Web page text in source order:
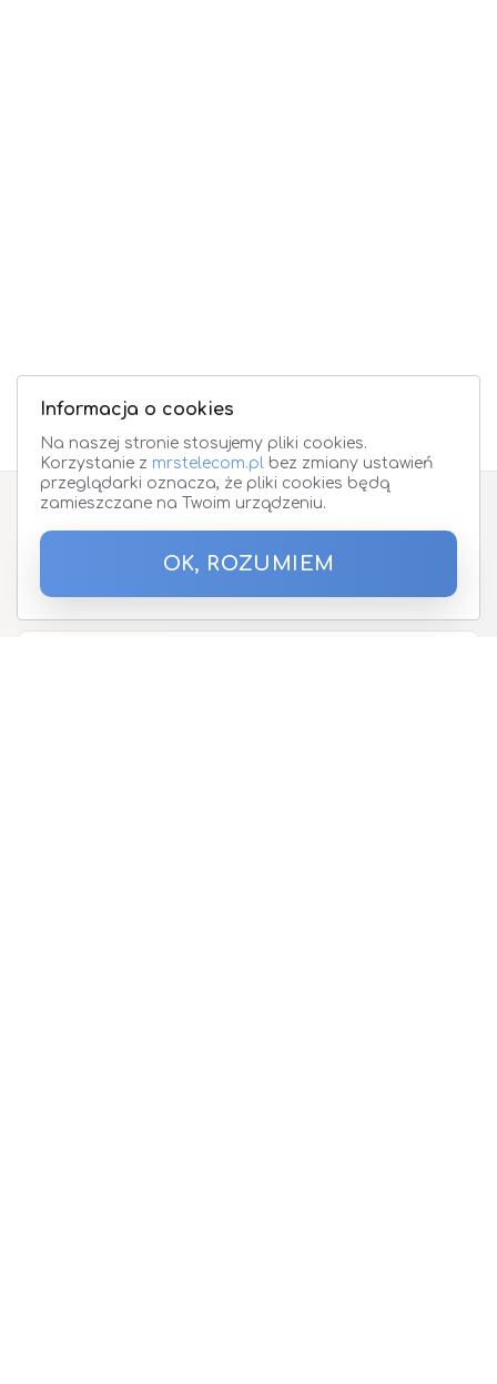
Zapisz się do Newslettera
Podaj proszę adres email
Informacja o cookies
Na naszej stronie stosujemy pliki cookies.
Korzystanie z mrstelecom.pl bez zmiany ustawień
przeglądarki oznacza, że pliki cookies będą
zamieszczane na Twoim urządzeniu.
OK, ROZUMIEM